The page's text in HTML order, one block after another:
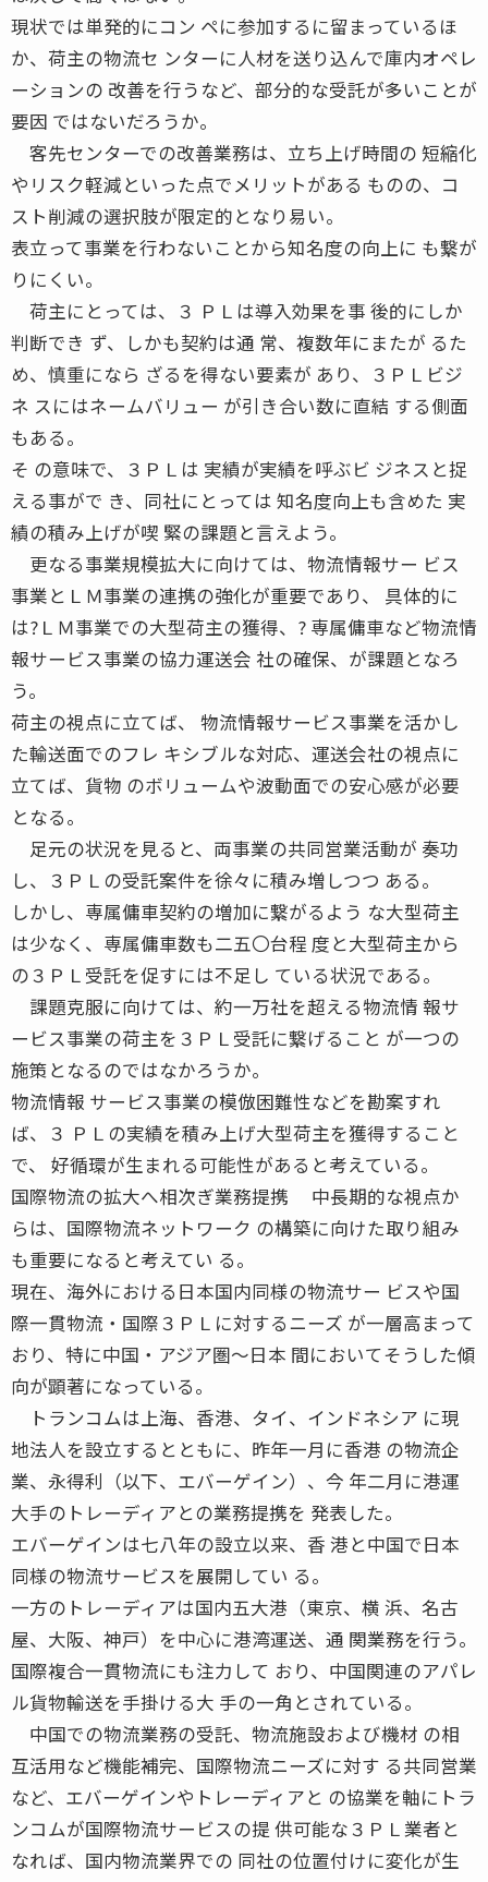
現状では単発的にコン ペに参加するに留まっているほ
か、荷主の物流セ ンターに人材を送り込んで庫内オペレ
ーションの 改善を行うなど、部分的な受託が多いことが
要因 ではないだろうか。
客先センターでの改善業務は、立ち上げ時間の 短縮化
やリスク軽減といった点でメリットがある ものの、コ
スト削減の選択肢が限定的となり易い。
表立って事業を行わないことから知名度の向上に も繋が
りにくい。
荷主にとっては、３ ＰＬは導入効果を事 後的にしか
判断でき ず、しかも契約は通 常、複数年にまたが るた
め、慎重になら ざるを得ない要素が あり、３ＰＬビジ
ネ スにはネームバリュー が引き合い数に直結 する側面
もある。
そ の意味で、３ＰＬは 実績が実績を呼ぶビ ジネスと捉
える事がで き、同社にとっては 知名度向上も含めた 実
績の積み上げが喫 緊の課題と言えよう。
更なる事業規模拡大に向けては、物流情報サー ビス
事業とＬＭ事業の連携の強化が重要であり、 具体的に
は?ＬＭ事業での大型荷主の獲得、? 専属傭車など物流情
報サービス事業の協力運送会 社の確保、が課題となろ
う。
荷主の視点に立てば、 物流情報サービス事業を活かし
た輸送面でのフレ キシブルな対応、運送会社の視点に
立てば、貨物 のボリュームや波動面での安心感が必要
となる。
足元の状況を見ると、両事業の共同営業活動が 奏功
し、３ＰＬの受託案件を徐々に積み増しつつ ある。
しかし、専属傭車契約の増加に繋がるよう な大型荷主
は少なく、専属傭車数も二五〇台程 度と大型荷主から
の３ＰＬ受託を促すには不足し ている状況である。
課題克服に向けては、約一万社を超える物流情 報サ
ービス事業の荷主を３ＰＬ受託に繋げること が一つの
施策となるのではなかろうか。
物流情報 サービス事業の模倣困難性などを勘案すれ
ば、３ ＰＬの実績を積み上げ大型荷主を獲得すること
で、 好循環が生まれる可能性があると考えている。
国際物流の拡大へ相次ぎ業務提携 中長期的な視点か
らは、国際物流ネットワーク の構築に向けた取り組み
も重要になると考えてい る。
現在、海外における日本国内同様の物流サー ビスや国
際一貫物流・国際３ＰＬに対するニーズ が一層高まって
おり、特に中国・アジア圏〜日本 間においてそうした傾
向が顕著になっている。
トランコムは上海、香港、タイ、インドネシア に現
地法人を設立するとともに、昨年一月に香港 の物流企
業、永得利（以下、エバーゲイン）、今 年二月に港運
大手のトレーディアとの業務提携を 発表した。
エバーゲインは七八年の設立以来、香 港と中国で日本
同様の物流サービスを展開してい る。
一方のトレーディアは国内五大港（東京、横 浜、名古
屋、大阪、神戸）を中心に港湾運送、通 関業務を行う。
国際複合一貫物流にも注力して おり、中国関連のアパレ
ル貨物輸送を手掛ける大 手の一角とされている。
中国での物流業務の受託、物流施設および機材 の相
互活用など機能補完、国際物流ニーズに対す る共同営業
など、エバーゲインやトレーディアと の協業を軸にトラ
ンコムが国際物流サービスの提 供可能な３ＰＬ業者と
なれば、国内物流業界での 同社の位置付けに変化が生